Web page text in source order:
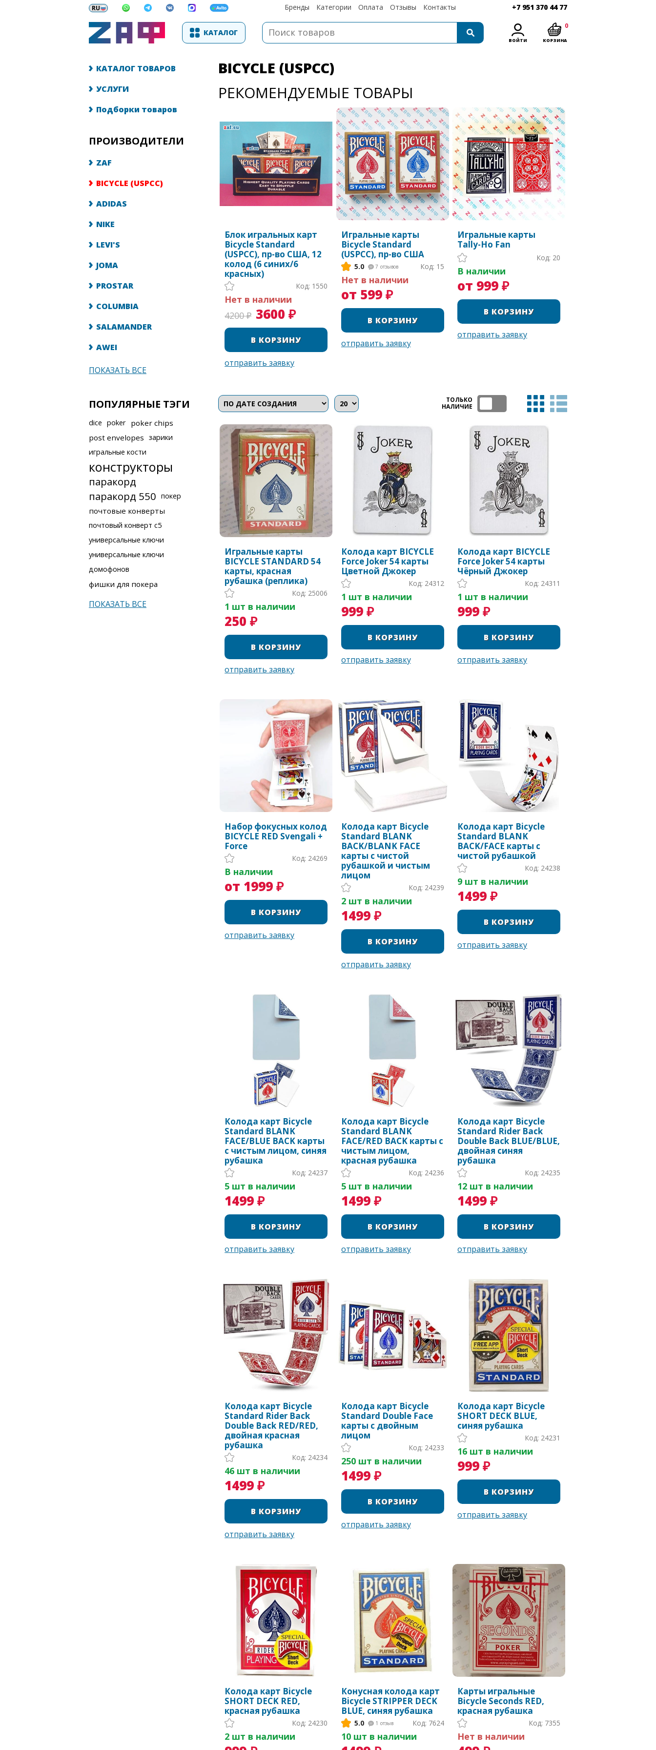
Бренды Категории Оплата Отзывы Контакты +7 951 370 44 77
КАТАЛОГ
ВОЙТИ КОРЗИНА
0
КАТАЛОГ ТОВАРОВ
УСЛУГИ
Подборки товаров
ПРОИЗВОДИТЕЛИ
ZAF
BICYCLE (USPCC)
ADIDAS
NIKE
LEVI'S
JOMA
PROSTAR
COLUMBIA
SALAMANDER
AWEI
ПОКАЗАТЬ ВСЕ
ПОПУЛЯРНЫЕ ТЭГИ
dice poker poker chips
post envelopes зарики
игральные кости
конструкторы
паракорд
паракорд 550 покер
почтовые конверты
почтовый конверт с5
универсальные ключи
универсальные ключи
домофонов
фишки для покера
ПОКАЗАТЬ ВСЕ
BICYCLE (USPCC)
РЕКОМЕНДУЕМЫЕ ТОВАРЫ
Блок игральных карт
Bicycle Standard
(USPCC), пр-во США, 12
колод (6 синих/6
красных)
Код: 1550
Нет в наличии
4200 ₽ 3600 ₽
Игральные карты
Bicycle Standard
(USPCC), пр-во США
5.0 7 отзывов Код: 15
Нет в наличии
от 599 ₽
Игральные карты
Tally-Ho Fan
Код: 20
В наличии
от 999 ₽
ТОЛЬКО
НАЛИЧИЕ
Игральные карты
BICYCLE STANDARD 54
карты, красная
рубашка (реплика)
Код: 25006
1 шт в наличии
250 ₽
Колода карт BICYCLE
Force Joker 54 карты
Цветной Джокер
Код: 24312
1 шт в наличии
999 ₽
Колода карт BICYCLE
Force Joker 54 карты
Чёрный Джокер
Код: 24311
1 шт в наличии
999 ₽
Набор фокусных колод
BICYCLE RED Svengali +
Force
Код: 24269
В наличии
от 1999 ₽
Колода карт Bicycle
Standard BLANK
BACK/BLANK FACE
карты с чистой
рубашкой и чистым
лицом
Код: 24239
2 шт в наличии
1499 ₽
Колода карт Bicycle
Standard BLANK
BACK/FACE карты с
чистой рубашкой
Код: 24238
9 шт в наличии
1499 ₽
Колода карт Bicycle
Standard BLANK
FACE/BLUE BACK карты
с чистым лицом, синяя
рубашка
Код: 24237
5 шт в наличии
1499 ₽
Колода карт Bicycle
Standard BLANK
FACE/RED BACK карты с
чистым лицом,
красная рубашка
Код: 24236
5 шт в наличии
1499 ₽
Колода карт Bicycle
Standard Rider Back
Double Back BLUE/BLUE,
двойная синяя
рубашка
Код: 24235
12 шт в наличии
1499 ₽
Колода карт Bicycle
Standard Rider Back
Double Back RED/RED,
двойная красная
рубашка
Код: 24234
46 шт в наличии
1499 ₽
Колода карт Bicycle
Standard Double Face
карты с двойным
лицом
Код: 24233
250 шт в наличии
1499 ₽
Колода карт Bicycle
SHORT DECK BLUE,
синяя рубашка
Код: 24231
16 шт в наличии
999 ₽
Колода карт Bicycle
SHORT DECK RED,
красная рубашка
Код: 24230
2 шт в наличии
Конусная колода карт
Bicycle STRIPPER DECK
BLUE, синяя рубашка
5.0 1 отзыв Код: 7624
10 шт в наличии
Карты игральные
Bicycle Seconds RED,
красная рубашка
Код: 7355
Нет в наличии